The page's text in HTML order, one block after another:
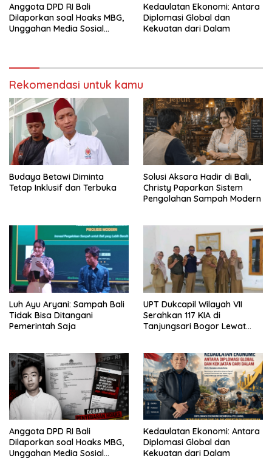
Anggota DPD RI Bali
Dilaporkan soal Hoaks MBG,
Unggahan Media Sosial
Kedaulatan Ekonomi: Antara
Diplomasi Global dan
Kekuatan dari Dalam
Rekomendasi untuk kamu
Budaya Betawi Diminta
Tetap Inklusif dan Terbuka
Solusi Aksara Hadir di Bali,
Christy Paparkan Sistem
Pengolahan Sampah Modern
Luh Ayu Aryani: Sampah Bali
Tidak Bisa Ditangani
Pemerintah Saja
UPT Dukcapil Wilayah VII
Serahkan 117 KIA di
Tanjungsari Bogor Lewat
Anggota DPD RI Bali
Dilaporkan soal Hoaks MBG,
Unggahan Media Sosial
Kedaulatan Ekonomi: Antara
Diplomasi Global dan
Kekuatan dari Dalam